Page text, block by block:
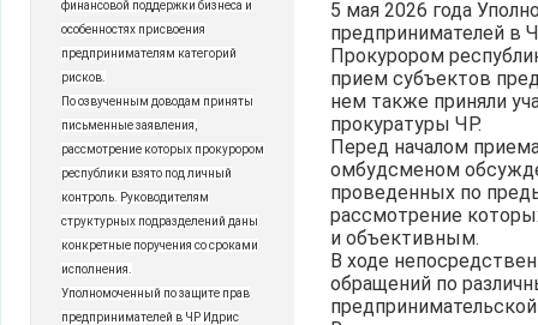
финансовой поддержки бизнеса и
особенностях присвоения
предпринимателям категорий
рисков.
По озвученным доводам приняты
письменные заявления,
рассмотрение которых прокурором
республики взято под личный
контроль. Руководителям
структурных подразделений даны
конкретные поручения со сроками
исполнения.
Уполномоченный по защите прав
предпринимателей в ЧР Идрис
5 мая 2026 года
предпринимателей в
Прокурором
прием субъектов
нем также приняли
прокуратуры ЧР.
Перед началом
омбудсменом
проведенных по
рассмотрение
и объективным.
В ходе
обращений по